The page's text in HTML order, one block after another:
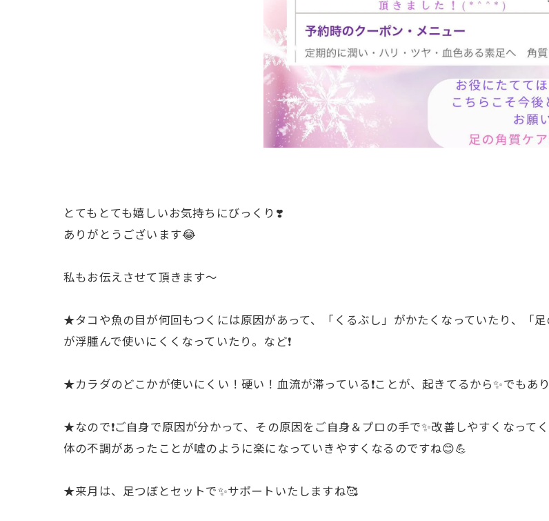
とてもとても嬉しいお気持ちにびっくり❣️
ありがとうございます😂
私もお伝えさせて頂きます〜
★タコや魚の目が何回もつくには原因があって、「くるぶし」がかたくなっていたり、「
が浮腫んで使いにくくなっていたり。など❗️
★カラダのどこかが使いにくい！硬い！血流が滞っている❗️ことが、起きてるから✨でもあ
★なので❗️ご自身で原因が分かって、その原因をご自身＆プロの手で✨改善しやすくなって
体の不調があったことが嘘のように楽になっていきやすくなるのですね😊💪
★来月は、足つぼとセットで✨サポートいたしますね🥰